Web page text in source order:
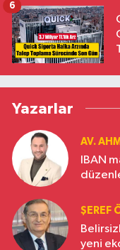
6
Yazarlar
AV.
IBAN
ŞEREF
yeni